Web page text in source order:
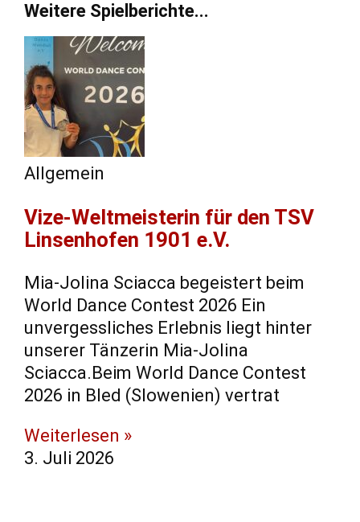
Weitere Spielberichte...
Allgemein
Vize-Weltmeisterin für den TSV
Linsenhofen 1901 e.V.
Mia-Jolina Sciacca begeistert beim
World Dance Contest 2026 Ein
unvergessliches Erlebnis liegt hinter
unserer Tänzerin Mia-Jolina
Sciacca.Beim World Dance Contest
2026 in Bled (Slowenien) vertrat
Weiterlesen »
3. Juli 2026